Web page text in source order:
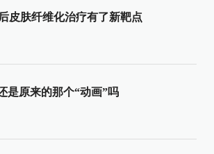
皮肤纤维化治疗有了新靶点
是原来的那个“动画”吗